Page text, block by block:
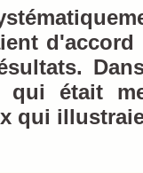
qui était
qui